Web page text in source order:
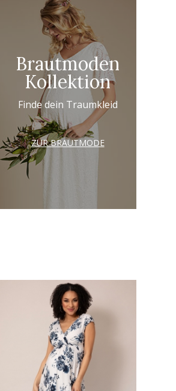
Brautmoden
Kollektion
Finde dein Traumkleid
ZUR BRAUTMODE